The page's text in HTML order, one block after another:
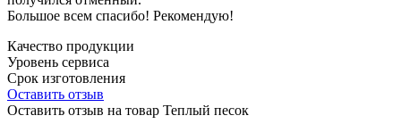
Большое всем спасибо! Рекомендую!
Качество продукции
Уровень сервиса
Срок изготовления
Оставить отзыв
Оставить отзыв на товар Теплый песок